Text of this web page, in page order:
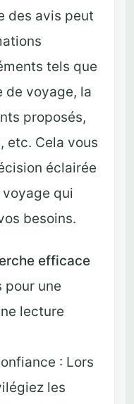
des avis peut
tels que
de voyage, la
proposés,
etc. Cela vous
éclairée
voyage qui
besoins.
efficace
pour une
lecture
: Lors
les